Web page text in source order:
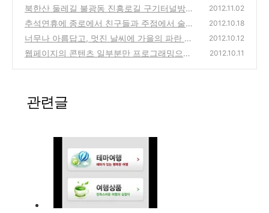
앱을 가장한 모바일 앱의 앱스토어 등록 제한
에 대한 오해와 진실
(0)
북한산 둘레길 불광동 진흥로길 구기터널방면
은행나무의 절정 가을 단풍 사진
(0)
2012.11.02
추석연휴에 종로에서 친구들과 주점에서 술한
잔을 하며, 의미 있고 보람찬 명절은 뭘까라는
생각과 반성
(0)
2012.10.18
너무나 아름답고, 멋진 날씨에 가을의 파란 하
늘과 뭉게구름 사진
(0)
2012.10.12
웹페이지의 콘텐츠 일부분만 프로그래밍으로
2012.10.11
관련글